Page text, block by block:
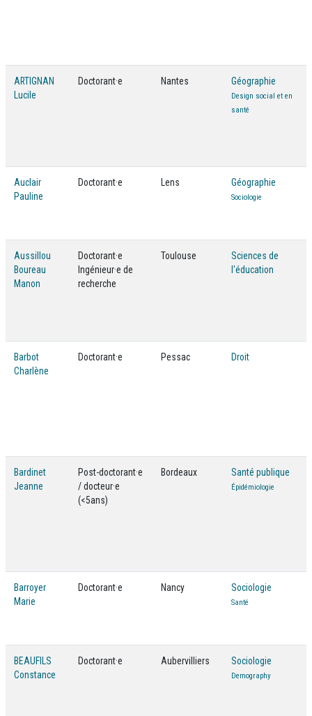
ARTIGNAN
Lucile
Doctorant·e Nantes Géographie
Design social et en
santé
Auclair
Pauline
Doctorant·e Lens Géographie
Sociologie
Aussillou
Boureau
Manon
Doctorant·e
Ingénieur·e de
recherche
Toulouse
Sciences de
l'éducation
Barbot
Charlène
Doctorant·e Pessac Droit
Bardinet
Jeanne
Post-doctorant·e
/ docteur·e
(<5ans)
Bordeaux Santé publique
Épidémiologie
Barroyer
Marie
Doctorant·e Nancy Sociologie
Santé
BEAUFILS
Constance
Doctorant·e Aubervilliers Sociologie
Demography